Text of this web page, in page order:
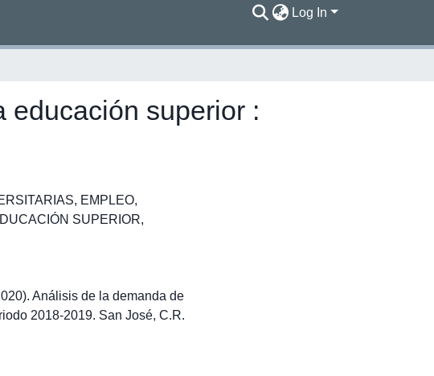
Log In
educación superior :
, EMPLEO,
SUPERIOR,
Análisis de la demanda de
2018-2019. San José, C.R.